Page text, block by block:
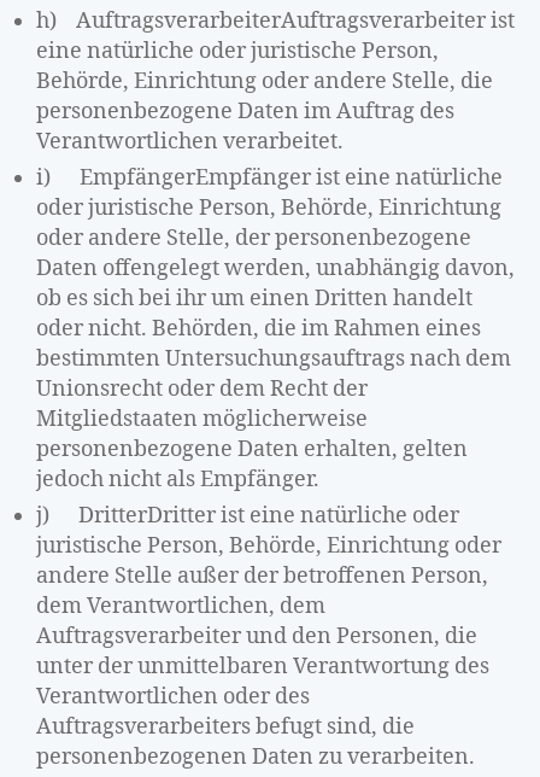
h) AuftragsverarbeiterAuftragsverarbeiter ist
eine natürliche oder juristische Person,
Behörde, Einrichtung oder andere Stelle, die
personenbezogene Daten im Auftrag des
Verantwortlichen verarbeitet.
i) EmpfängerEmpfänger ist eine natürliche
oder juristische Person, Behörde, Einrichtung
oder andere Stelle, der personenbezogene
Daten offengelegt werden, unabhängig davon,
ob es sich bei ihr um einen Dritten handelt
oder nicht. Behörden, die im Rahmen eines
bestimmten Untersuchungsauftrags nach dem
Unionsrecht oder dem Recht der
Mitgliedstaaten möglicherweise
personenbezogene Daten erhalten, gelten
jedoch nicht als Empfänger.
j) DritterDritter ist eine natürliche oder
juristische Person, Behörde, Einrichtung oder
andere Stelle außer der betroffenen Person,
dem Verantwortlichen, dem
Auftragsverarbeiter und den Personen, die
unter der unmittelbaren Verantwortung des
Verantwortlichen oder des
Auftragsverarbeiters befugt sind, die
personenbezogenen Daten zu verarbeiten.